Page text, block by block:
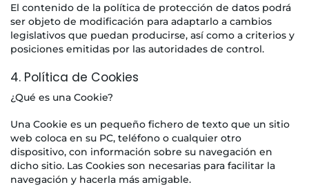
El contenido de la política de protección de datos podrá
ser objeto de modificación para adaptarlo a cambios
legislativos que puedan producirse, así como a criterios y
posiciones emitidas por las autoridades de control.
4. Política de Cookies
¿Qué es una Cookie?
Una Cookie es un pequeño fichero de texto que un sitio
web coloca en su PC, teléfono o cualquier otro
dispositivo, con información sobre su navegación en
dicho sitio. Las Cookies son necesarias para facilitar la
navegación y hacerla más amigable.